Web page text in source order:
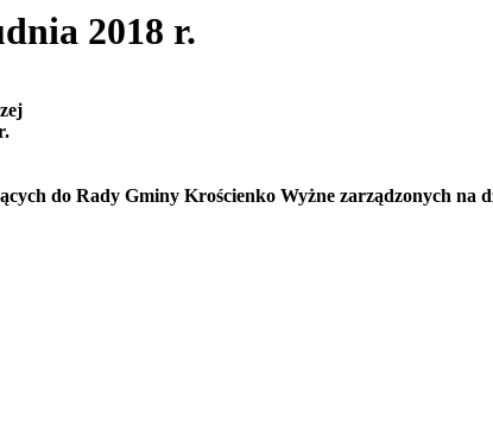
2018 r.
do Rady Gminy Krościenko Wyżne zarządzonych na